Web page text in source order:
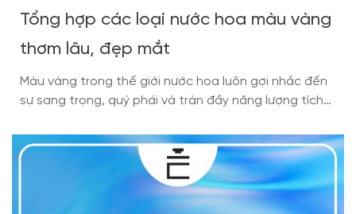
Tổng hợp các loại nước hoa màu vàng
thơm lâu, đẹp mắt
Màu vàng trong thế giới nước hoa luôn gợi nhắc đến
sự sang trọng, quý phái và tràn đầy năng lượng tích
không chỉ nổi bật ở thiết kế tinh xảo mà còn ẩn chứa
hương thơm tinh tế, để lại dấu ấn khó quên […]